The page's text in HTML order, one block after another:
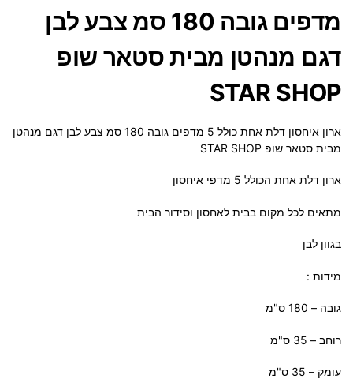
מדפים גובה 180 סמ צבע לבן
דגם מנהטן מבית סטאר שופ
STAR SHOP
ארון איחסון דלת אחת כולל 5 מדפים גובה 180 סמ צבע לבן דגם מנהטן
מבית סטאר שופ STAR SHOP
ארון דלת אחת הכולל 5 מדפי איחסון
מתאים לכל מקום בבית לאחסון וסידור הבית
בגוון לבן
מידות :
גובה – 180 ס"מ
רוחב – 35 ס"מ
עומק – 35 ס"מ